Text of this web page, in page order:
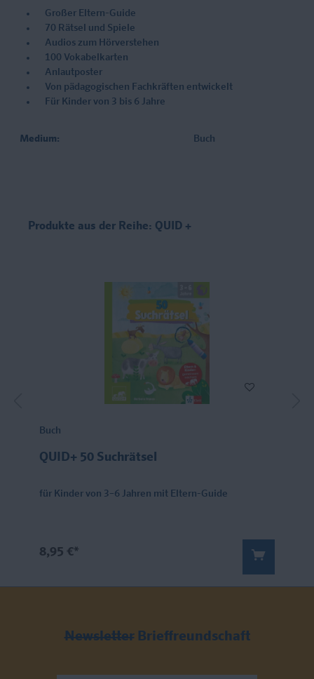
Großer Eltern-Guide
70 Rätsel und Spiele
Audios zum Hörverstehen
100 Vokabelkarten
Anlautposter
Von pädagogischen Fachkräften entwickelt
Für Kinder von 3 bis 6 Jahre
Medium: Buch
Produkte aus der Reihe: QUID +
Buch
QUID+ 50 Suchrätsel
für Kinder von 3–6 Jahren mit Eltern-Guide
8,95 €*
Newsletter Brieffreundschaft